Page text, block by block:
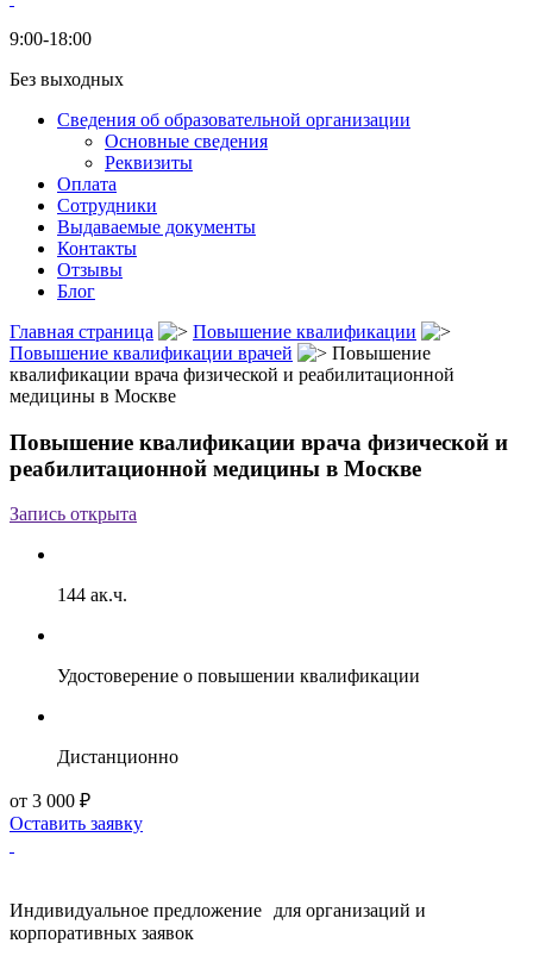
9:00-18:00
Без выходных
Сведения об образовательной организации
Основные сведения
Реквизиты
Оплата
Сотрудники
Выдаваемые документы
Контакты
Отзывы
Блог
Главная страница
Повышение квалификации
Повышение квалификации врачей
Повышение
квалификации врача физической и реабилитационной
медицины в Москве
Повышение квалификации врача физической и
реабилитационной медицины в Москве
Запись открыта
144 ак.ч.
Удостоверение о повышении квалификации
Дистанционно
от 3 000 ₽
Оставить заявку
Индивидуальное предложение для организаций и
корпоративных заявок